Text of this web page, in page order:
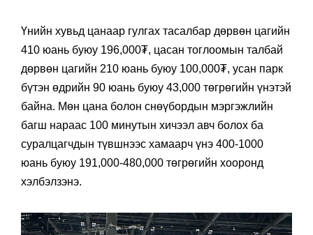
Үнийн хувьд цанаар гулгах тасалбар дөрвөн цагийн
410 юань буюу 196,000₮, цасан тоглоомын талбай
дөрвөн цагийн 210 юань буюу 100,000₮, усан парк
бүтэн өдрийн 90 юань буюу 43,000 төгрөгийн үнэтэй
байна. Мөн цана болон снөүбордын мэргэжлийн
багш нараас 100 минутын хичээл авч болох ба
суралцагчдын түвшнээс хамаарч үнэ 400-1000
юань буюу 191,000-480,000 төгрөгийн хооронд
хэлбэлзэнэ.